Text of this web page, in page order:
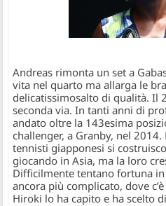
Andreas rimonta un set a
vita nel quarto ma allarga le
delicatissimosalto di qualità. Il
seconda via. In tanti anni di
andato oltre la 143esima
challenger, a Granby, nel
tennisti giapponesi si
giocando in Asia, ma la loro
Difficilmente tentano fortuna
ancora più complicato, dove
Hiroki lo ha capito e ha scelto